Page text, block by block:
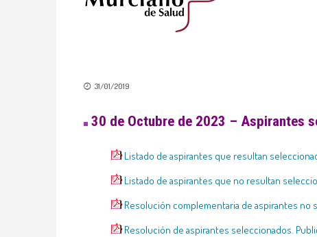
31/01/2019
30 de Octubre de 2023 – Aspirantes
Listado de aspirantes que resultan
Listado de aspirantes que no resultan
Resolución complementaria de aspirantes no
Resolución de aspirantes seleccionados.